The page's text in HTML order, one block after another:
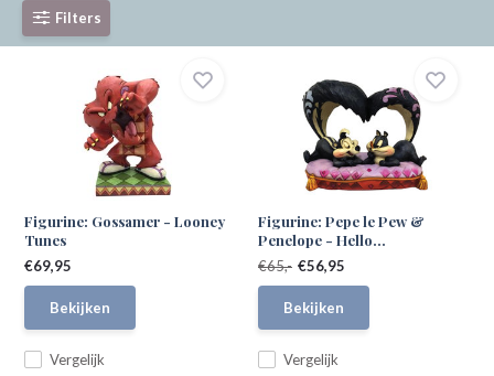
Filters
Figurine: Gossamer - Looney
Tunes
Vergelijk
€69,95
Bekijken
Figurine: Pepe le Pew &
Penelope - Hello...
Vergelijk
€65,- €56,95
Bekijken